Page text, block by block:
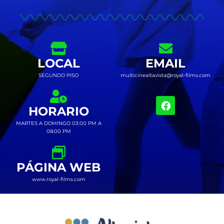
LOCAL
SEGUNDO PISO
EMAIL
multicinealtavista@royal-films.com
HORARIO
MARTES A DOMINGO 03:00 PM A
08:00 PM
PÁGINA WEB
www.royal-films.com